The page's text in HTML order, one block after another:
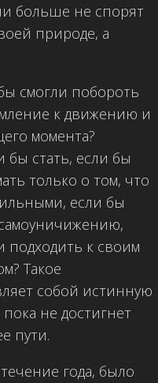
больше не спорят
природе, а
смогли побороть
к движению и
момента?
бы стать, если бы
только о том, что
если бы
подходить к своим
Такое
собой истинную
не достигнет
пути.
года, было